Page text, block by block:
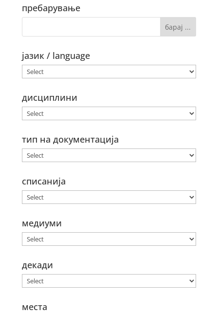
пребарување
јазик / language
дисциплини
тип на документација
списанија
медиуми
декади
места